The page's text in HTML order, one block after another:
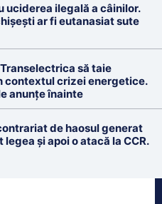
uciderea ilegală a câinilor.
ar fi eutanasiat sute
să taie
contextul crizei energetice.
anunțe înainte
de haosul generat
legea și apoi o atacă la CCR.